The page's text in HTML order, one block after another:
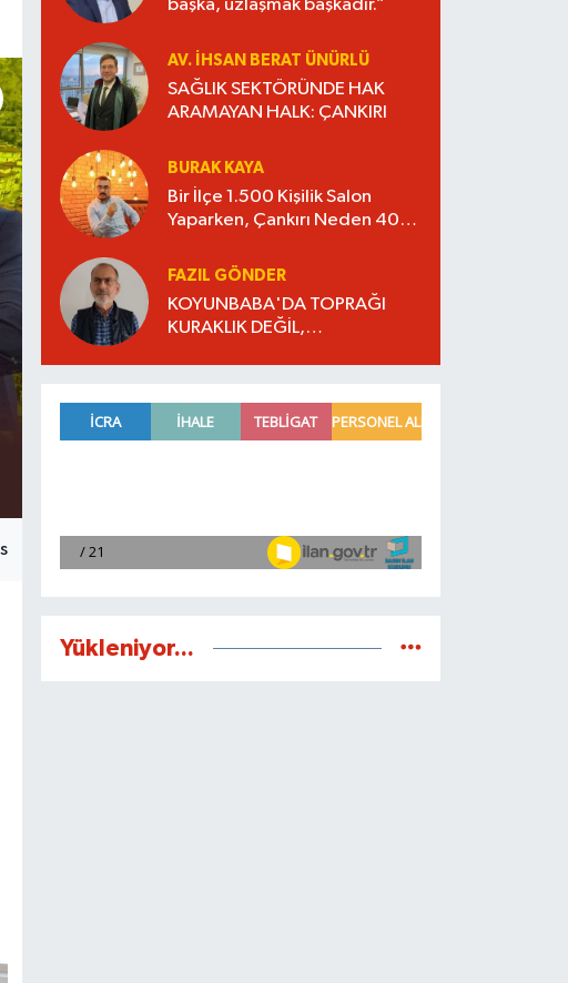
başka, uzlaşmak başkadır.”
AV. İHSAN BERAT ÜNÜRLÜ
SAĞLIK SEKTÖRÜNDE HAK
ARAMAYAN HALK: ÇANKIRI
BURAK KAYA
Bir İlçe 1.500 Kişilik Salon
Yaparken, Çankırı Neden 400
FAZIL GÖNDER
KOYUNBABA'DA TOPRAĞI
KURAKLIK DEĞİL,
Yükleniyor...